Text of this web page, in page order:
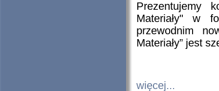
Prezentujemy
Materiały" w
przewodnim
Materiały” jest
więcej...